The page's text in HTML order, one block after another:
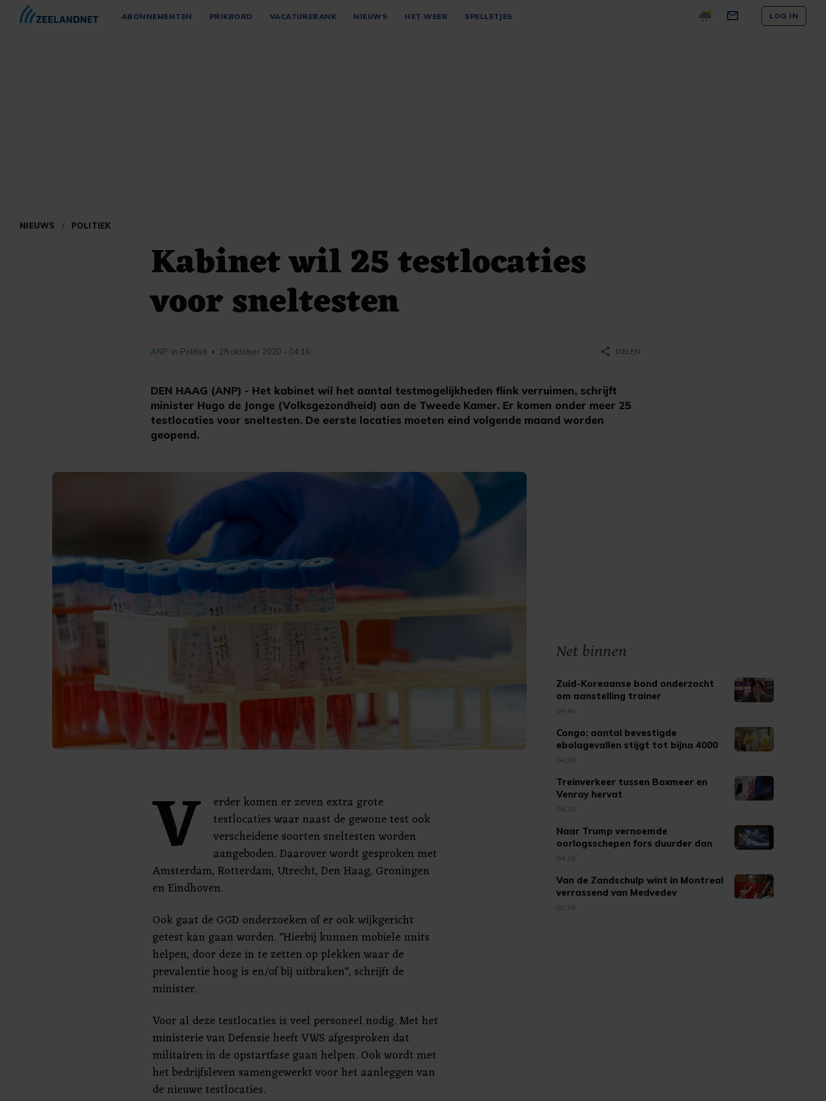
ABONNEMENTEN PRIKBORD VACATUREBANK NIEUWS HET WEER SPELLETJES LOG IN
NIEUWS / POLITIEK
Kabinet wil 25 testlocaties
voor sneltesten
DEN HAAG (ANP) - Het kabinet wil het aantal testmogelijkheden flink verruimen, schrijft
minister Hugo de Jonge (Volksgezondheid) aan de Tweede Kamer. Er komen onder meer 25
testlocaties voor sneltesten. De eerste locaties moeten eind volgende maand worden
geopend.
ANP in Politiek • 28 oktober 2020 - 04:16 share DELEN
V
erder komen er zeven extra grote
testlocaties waar naast de gewone test ook
verscheidene soorten sneltesten worden
aangeboden. Daarover wordt gesproken met
Amsterdam, Rotterdam, Utrecht, Den Haag, Groningen
en Eindhoven.
Ook gaat de GGD onderzoeken of er ook wijkgericht
getest kan gaan worden. "Hierbij kunnen mobiele units
helpen, door deze in te zetten op plekken waar de
prevalentie hoog is en/of bij uitbraken", schrijft de
minister.
Voor al deze testlocaties is veel personeel nodig. Met het
ministerie van Defensie heeft VWS afgesproken dat
militairen in de opstartfase gaan helpen. Ook wordt met
het bedrijfsleven samengewerkt voor het aanleggen van
de nieuwe testlocaties.
Net binnen
Zuid-Koreaanse bond onderzocht
om aanstelling trainer
04:46
Congo: aantal bevestigde
ebolagevallen stijgt tot bijna 4000
04:30
Treinverkeer tussen Boxmeer en
Venray hervat
04:29
Naar Trump vernoemde
oorlogsschepen fors duurder dan
verwacht
04:29
Van de Zandschulp wint in Montreal
verrassend van Medvedev
03:36